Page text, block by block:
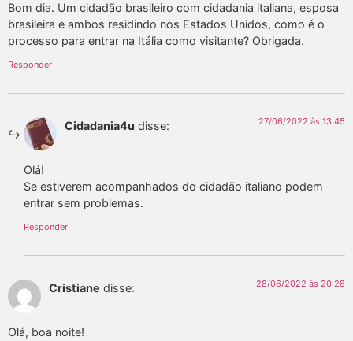
Bom dia. Um cidadão brasileiro com cidadania italiana, esposa
brasileira e ambos residindo nos Estados Unidos, como é o
processo para entrar na Itália como visitante? Obrigada.
Responder
Cidadania4u disse: 27/06/2022 às 13:45
Olá!
Se estiverem acompanhados do cidadão italiano podem
entrar sem problemas.
Responder
Cristiane disse: 28/06/2022 às 20:28
Olá, boa noite!